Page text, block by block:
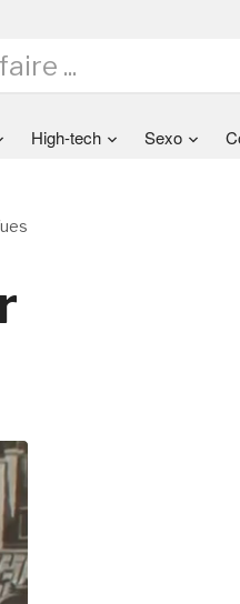
High-tech Sexo